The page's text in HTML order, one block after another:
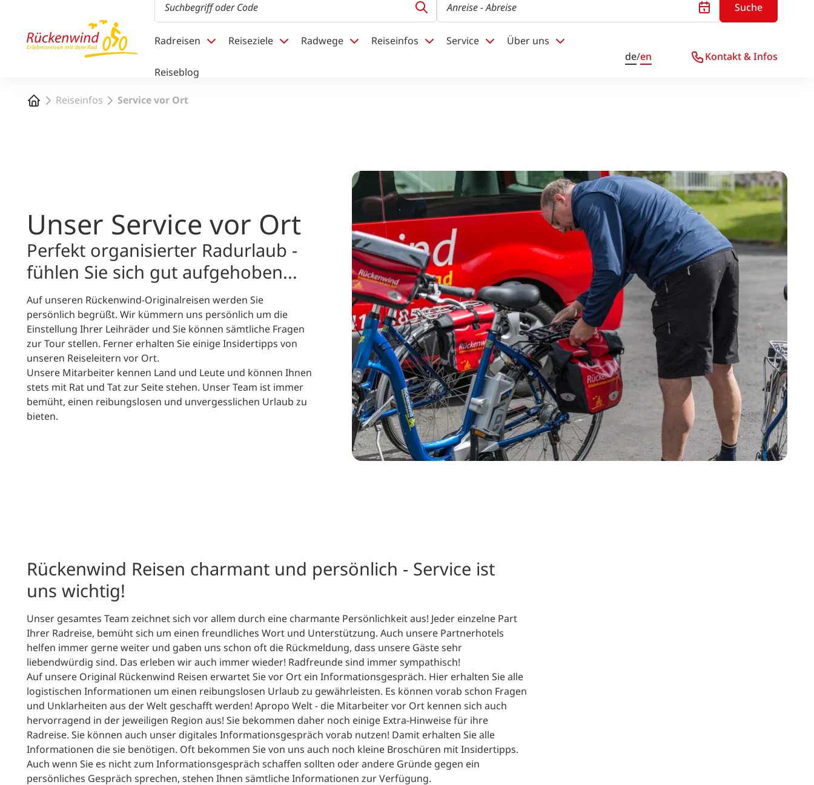
Anreise- Abreise Suche
Radreisen Reiseziele Radwege Reiseinfos Service Über uns
Reiseblog
de/en Kontakt & Infos
StartseiteReiseinfos Service vor Ort
Unser Service vor Ort
Perfekt organisierter Radurlaub -
fühlen Sie sich gut aufgehoben...
Auf unseren Rückenwind-Originalreisen werden Sie
persönlich begrüßt. Wir kümmern uns persönlich um die
Einstellung Ihrer Leihräder und Sie können sämtliche Fragen
zur Tour stellen. Ferner erhalten Sie einige Insidertipps von
unseren Reiseleitern vor Ort.
Unsere Mitarbeiter kennen Land und Leute und können Ihnen
stets mit Rat und Tat zur Seite stehen. Unser Team ist immer
bemüht, einen reibungslosen und unvergesslichen Urlaub zu
bieten.
Rückenwind Reisen charmant und persönlich - Service ist
uns wichtig!
Unser gesamtes Team zeichnet sich vor allem durch eine charmante Persönlichkeit aus! Jeder einzelne Part
Ihrer Radreise, bemüht sich um einen freundliches Wort und Unterstützung. Auch unsere Partnerhotels
helfen immer gerne weiter und gaben uns schon oft die Rückmeldung, dass unsere Gäste sehr
liebendwürdig sind. Das erleben wir auch immer wieder! Radfreunde sind immer sympathisch!
Auf unsere Original Rückenwind Reisen erwartet Sie vor Ort ein Informationsgespräch. Hier erhalten Sie alle
logistischen Informationen um einen reibungslosen Urlaub zu gewährleisten. Es können vorab schon Fragen
und Unklarheiten aus der Welt geschafft werden! Apropo Welt - die Mitarbeiter vor Ort kennen sich auch
hervorragend in der jeweiligen Region aus! Sie bekommen daher noch einige Extra-Hinweise für ihre
Radreise. Sie können auch unser digitales Informationsgespräch vorab nutzen! Damit erhalten Sie alle
Informationen die sie benötigen. Oft bekommen Sie von uns auch noch kleine Broschüren mit Insidertipps.
Auch wenn Sie es nicht zum Informationsgespräch schaffen sollten oder andere Gründe gegen ein
persönliches Gespräch sprechen, stehen Ihnen sämtliche Informationen zur Verfügung.